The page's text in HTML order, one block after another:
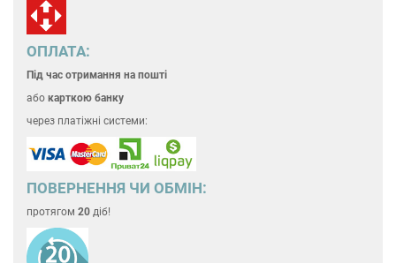
ОПЛАТА:
Під час отримання на пошті
або карткою банку
через платіжні системи:
ПОВЕРНЕННЯ ЧИ ОБМІН:
протягом 20 діб!